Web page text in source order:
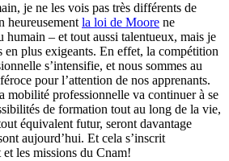
je ne les vois pas très différents de
heureusement la loi de Moore ne
humain – et tout aussi talentueux, mais je
en plus exigeants. En effet, la compétition
s’intensifie, et nous sommes au
pour l’attention de nos apprenants.
mobilité professionnelle va continuer à se
de formation tout au long de la vie,
équivalent futur, seront davantage
aujourd’hui. Et cela s’inscrit
les missions du Cnam!